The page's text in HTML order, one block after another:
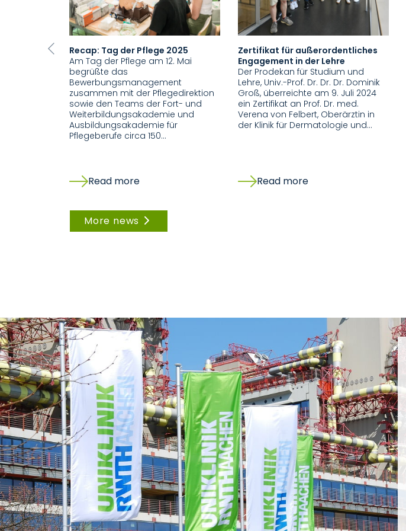
Recap: Tag der Pflege 2025
Am Tag der Pflege am 12. Mai
begrüßte das
Bewerbungsmanagement
zusammen mit der Pflegedirektion
sowie den Teams der Fort- und
Weiterbildungsakademie und
Ausbildungsakademie für
Pflegeberufe circa 150…
Read more
Zertifikat für außerordentliches
Engagement in der Lehre
Der Prodekan für Studium und
Lehre, Univ.-Prof. Dr. Dr. Dr. Dominik
Groß, überreichte am 9. Juli 2024
ein Zertifikat an Prof. Dr. med.
Verena von Felbert, Oberärztin in
der Klinik für Dermatologie und…
Read more
Previous
More news